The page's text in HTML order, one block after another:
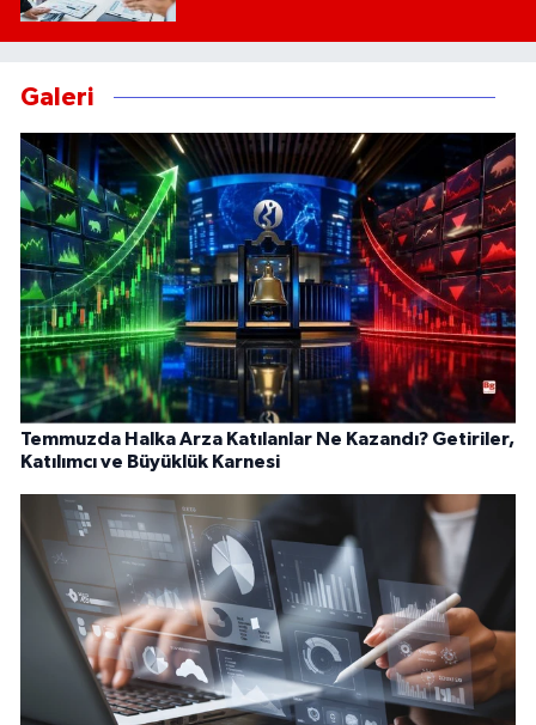
Galeri
Temmuzda Halka Arza Katılanlar Ne Kazandı? Getiriler,
Katılımcı ve Büyüklük Karnesi